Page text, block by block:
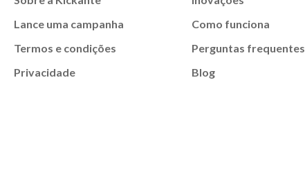
Lance uma campanha
Termos e condições
Privacidade
Como funciona
Perguntas frequentes
Blog